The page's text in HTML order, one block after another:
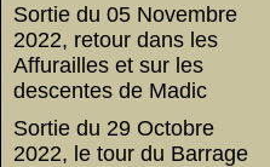
Sortie du 05 Novembre
2022, retour dans les
Affurailles et sur les
descentes de Madic
Sortie du 29 Octobre
2022, le tour du Barrage